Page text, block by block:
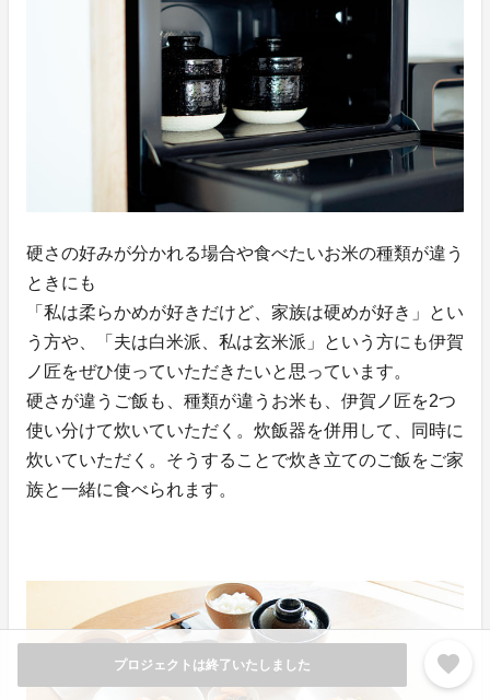
プロジェクトは終了いたしました favorite
硬さの好みが分かれる場合や食べたいお米の種類が違う
ときにも
「私は柔らかめが好きだけど、家族は硬めが好き」とい
う方や、「夫は白米派、私は玄米派」という方にも伊賀
ノ匠をぜひ使っていただきたいと思っています。
硬さが違うご飯も、種類が違うお米も、伊賀ノ匠を2つ
使い分けて炊いていただく。炊飯器を併用して、同時に
炊いていただく。そうすることで炊き立てのご飯をご家
族と一緒に食べられます。